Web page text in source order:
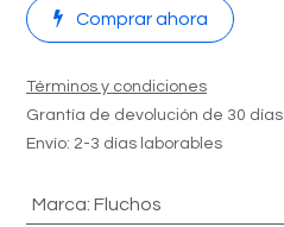
Comprar ahora
Términos y condiciones
Grantía de devolución de 30 días
Envío: 2-3 días laborables
Marca: Fluchos